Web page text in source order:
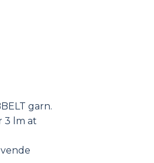
garn.
3 lm at